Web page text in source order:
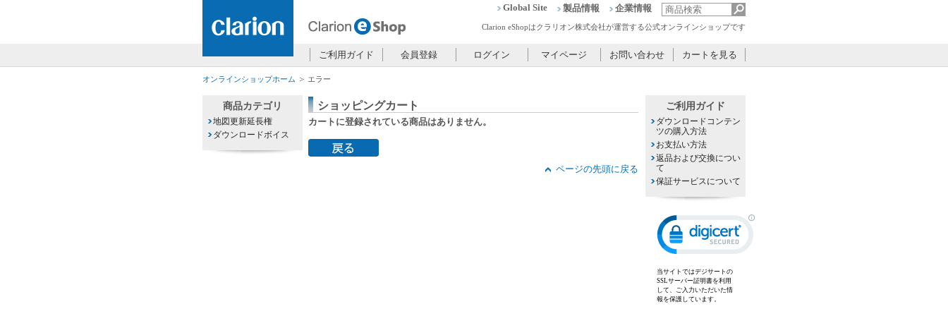
企業情報
製品情報
Global Site
Clarion eShopはクラリオン株式会社が運営する公式オンラインショップです
ご利用ガイド 会員登録 ログイン マイページ お問い合わせ カートを見る
オンラインショップホーム エラー
商品カテゴリ
地図更新延長権
ダウンロードボイス
ショッピングカート
カートに登録されている商品はありません。
ページの先頭に戻る
ご利用ガイド
ダウンロードコンテン
ツの購入方法
お支払い方法
返品および交換につい
て
保証サービスについて
当サイトではデジサートの
SSLサーバー証明書を利用
して、ご入力いただいた情
報を保護しています。